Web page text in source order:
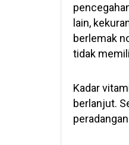
lain,
berlemak
tidak
Kadar
berlanjut.